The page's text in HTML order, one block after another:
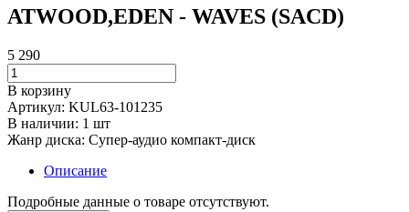
ATWOOD,EDEN - WAVES (SACD)
5 290
В корзину
Артикул: KUL63-101235
В наличии: 1 шт
Жанр диска: Супер-аудио компакт-диск
Описание
Подробные данные о товаре отсутствуют.